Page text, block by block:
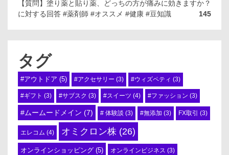
【質問】塗り薬と貼り薬、どっちの方が痛みに効きますか？
に対する回答 #薬剤師 #オススメ #健康 #豆知識
145
タグ
#アウトドア (5) #アクセサリー (3) #ウィズペティ (3)
#ギフト (3) #サブスク (3) #スイーツ (4) #ファッション (3)
#ムームードメイン (7) # 体験談 (3) #無添加 (3) FX取引 (3)
エレコム (4) オミクロン株 (26)
オンラインショッピング (5) オンラインビジネス (3)